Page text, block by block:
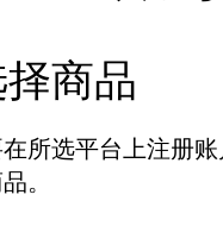
商品
所选平台上注册
。